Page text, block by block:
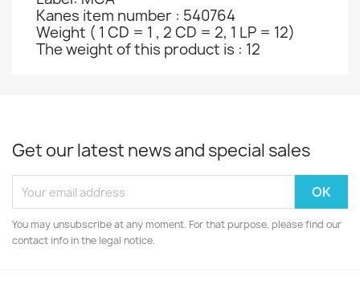
Kanes item number : 540764
Weight ( 1 CD = 1 , 2 CD = 2, 1 LP = 12)
The weight of this product is : 12
Get our latest news and special sales
You may unsubscribe at any moment. For that purpose, please find our
contact info in the legal notice.